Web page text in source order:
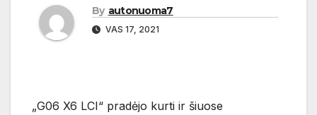
By autonuoma7
VAS 17, 2021
„G06 X6 LCI“ pradėjo kurti ir šiuose